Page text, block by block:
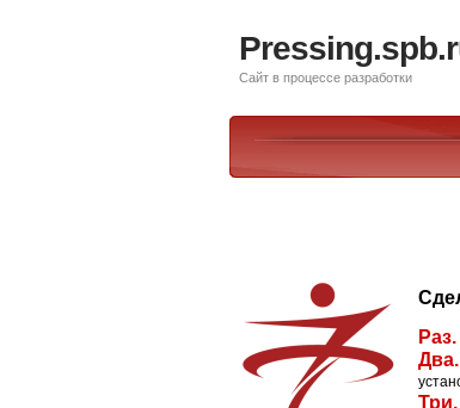
Сайт в процессе разработки
Раз.
Два.
Три.